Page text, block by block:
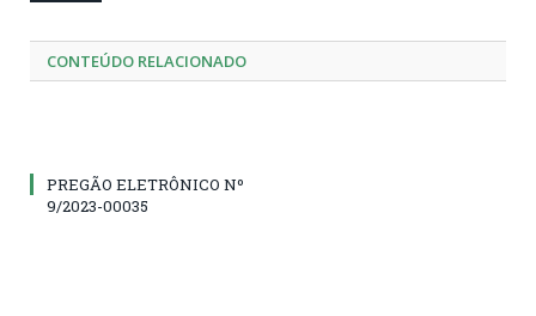
CONTEÚDO RELACIONADO
PREGÃO ELETRÔNICO Nº
9/2023-00035